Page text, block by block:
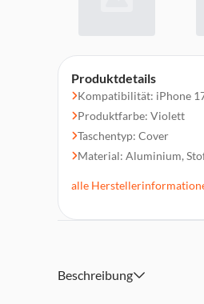
Produktdetails
Kompatibilität: iPhone
Produktfarbe: Violett
Taschentyp: Cover
Material: Aluminium,
alle
Beschreibung